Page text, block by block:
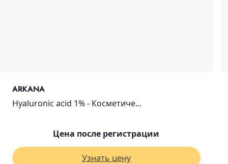
ARKANA
Hyaluronic acid 1% - Косметиче...
Цена после регистрации
Узнать цену